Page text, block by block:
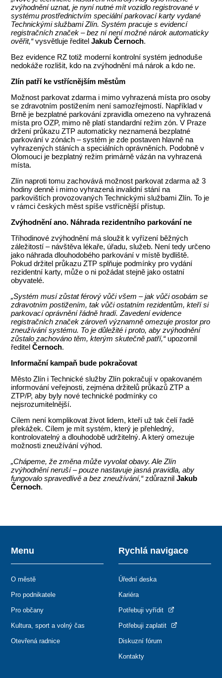
zvýhodnění uznat, je nyní nutné mít vozidlo registrované v
systému prostřednictvím speciální parkovací karty vydané
Technickými službami Zlín. Systém pracuje s evidencí
registračních značek – bez ní není možné nárok automaticky
ověřit,“vysvětluje ředitelJakub Černoch.
Bez evidence RZ totiž moderní kontrolní systém jednoduše
nedokáže rozlišit, kdo na zvýhodnění má nárok a kdo ne.
Zlín patří ke vstřícnějším městům
Možnost parkovat zdarma i mimo vyhrazená místa pro osoby
se zdravotním postižením není samozřejmostí. Například v
Brně je bezplatné parkování zpravidla omezeno na vyhrazená
místa pro OZP, mimo ně platí standardní režim zón. V Praze
držení průkazu ZTP automaticky neznamená bezplatné
parkování v zónách – systém je zde postaven hlavně na
vyhrazených stáních a speciálních oprávněních. Podobně v
Olomouci je bezplatný režim primárně vázán na vyhrazená
místa.
Zlín naproti tomu zachovává možnost parkovat zdarma až 3
hodiny denně i mimo vyhrazená invalidní stání na
parkovištích provozovaných Technickými službami Zlín. To je
v rámci českých měst spíše vstřícnější přístup.
Zvýhodnění ano. Náhrada rezidentního parkování ne
Tříhodinové zvýhodnění má sloužit k vyřízení běžných
záležitostí – návštěva lékaře, úřadu, služeb. Není tedy určeno
jako náhrada dlouhodobého parkování v místě bydliště.
Pokud držitel průkazu ZTP splňuje podmínky pro vydání
rezidentní karty, může o ni požádat stejně jako ostatní
obyvatelé.
„Systém musí zůstat férový vůči všem – jak vůči osobám se
zdravotním postižením, tak vůči ostatním rezidentům, kteří si
parkovací oprávnění řádně hradí. Zavedení evidence
registračních značek zároveň významně omezuje prostor pro
zneužívání systému. To je důležité i proto, aby zvýhodnění
zůstalo zachováno těm, kterým skutečně patří,“upozornil
ředitelČernoch.
Informační kampaň bude pokračovat
Město Zlín i Technické služby Zlín pokračují v opakovaném
informování veřejnosti, zejména držitelů průkazů ZTP a
ZTP/P, aby byly nové technické podmínky co
nejsrozumitelnější.
Cílem není komplikovat život lidem, kteří už tak čelí řadě
překážek. Cílem je mít systém, který je přehledný,
kontrolovatelný a dlouhodobě udržitelný. A který omezuje
možnosti zneužívání výhod.
„Chápeme, že změna může vyvolat obavy. Ale Zlín
zvýhodnění neruší – pouze nastavuje jasná pravidla, aby
fungovalo spravedlivě a bez zneužívání,“zdůraznilJakub
Černoch.
Menu
O městě
Pro podnikatele
Pro občany
Kultura, sport a volný čas
Otevřená radnice
Rychlá navigace
Úřední deska
Kariéra
Potřebuji vyřídit
Potřebuji zaplatit
Diskuzní fórum
Kontakty